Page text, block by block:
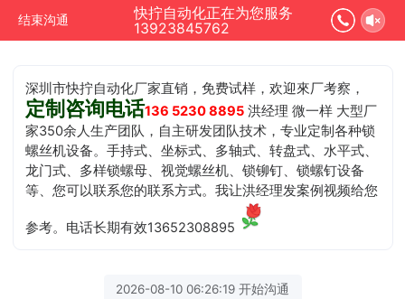
结束沟通
快拧自动化正在为您服务
13923845762
深圳市快拧自动化厂家直销，免费试样，欢迎來厂考察，
定制咨询电话136 5230 8895 洪经理 微一样 大型厂
家350余人生产团队，自主研发团队技术，专业定制各种锁
螺丝机设备。手持式、坐标式、多轴式、转盘式、水平式、
龙门式、多样锁螺母、视觉螺丝机、锁铆钉、锁螺钉设备
等、您可以联系您的联系方式。我让洪经理发案例视频给您
参考。电话长期有效13652308895
2026-08-10 06:26:19 开始沟通